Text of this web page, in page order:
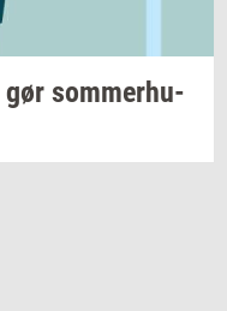
gør som­mer­hu­